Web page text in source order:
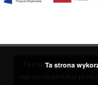
Ten serwis działa
Ta strona